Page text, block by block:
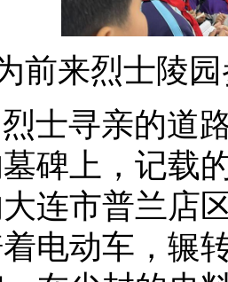
前来烈士陵
士寻亲的道
碑上，记载
连市普兰店
电动车，辗